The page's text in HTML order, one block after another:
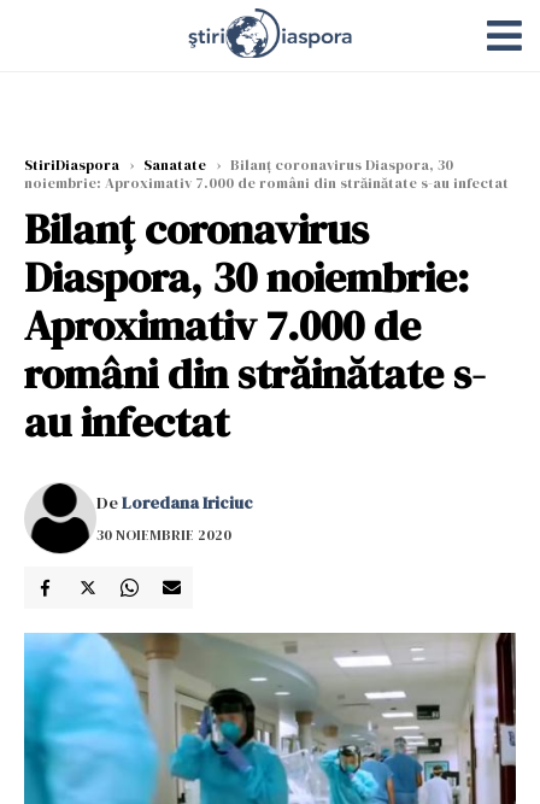
StiriDiaspora › Sanatate › Bilanț coronavirus Diaspora, 30
noiembrie: Aproximativ 7.000 de români din străinătate s-au infectat
Bilanț coronavirus
Diaspora, 30 noiembrie:
Aproximativ 7.000 de
români din străinătate s-
au infectat
DeLoredana Iriciuc
30 NOIEMBRIE 2020